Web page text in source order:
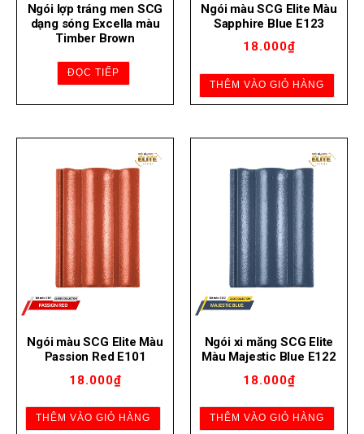
Ngói lợp tráng men SCG
dạng sóng Excella màu
Timber Brown
ĐỌC TIẾP
Ngói màu SCG Elite Màu
Sapphire Blue E123
18.000₫
THÊM VÀO GIỎ HÀNG
Ngói màu SCG Elite Màu
Passion Red E101
18.000₫
THÊM VÀO GIỎ HÀNG
Ngói xi măng SCG Elite
Màu Majestic Blue E122
18.000₫
THÊM VÀO GIỎ HÀNG